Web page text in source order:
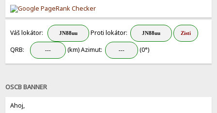
Váš lokátor: Proti lokátor:
QRB: (km) Azimut: (0°)
OSCB BANNER
Ahoj,